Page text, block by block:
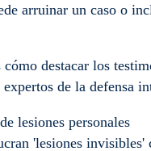
arruinar un caso o
destacar los
de la defensa
lesiones personales
'lesiones